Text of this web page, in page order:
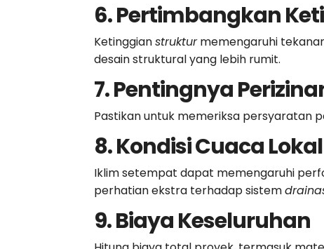
6. Pertimbangkan
Ketinggianstrukturmemengaruhi
desain struktural yang lebih rumit.
7. Pentingnya
Pastikan untuk memeriksa persyaratan
8. Kondisi Cuaca Lokal
Iklim setempat dapat memengaruhi
perhatian ekstra terhadap sistem
9. Biaya Keseluruhan